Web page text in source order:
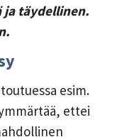
ja täydellinen.
esim.
ettei